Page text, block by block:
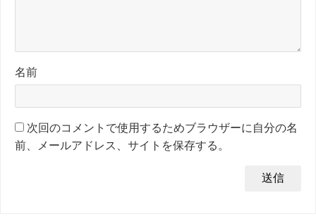
名前
次回のコメントで使用するためブラウザーに自分の名
前、メールアドレス、サイトを保存する。